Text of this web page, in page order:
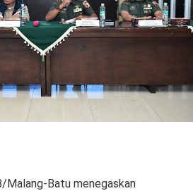
Malang-Batu menegaskan